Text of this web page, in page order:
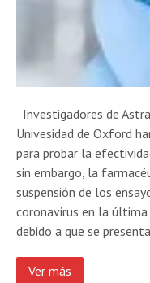
Investigadores de
Univesidad de Oxford
para probar la
sin embargo, la
suspensión de los
coronavirus en la
debido a que se
Ver más